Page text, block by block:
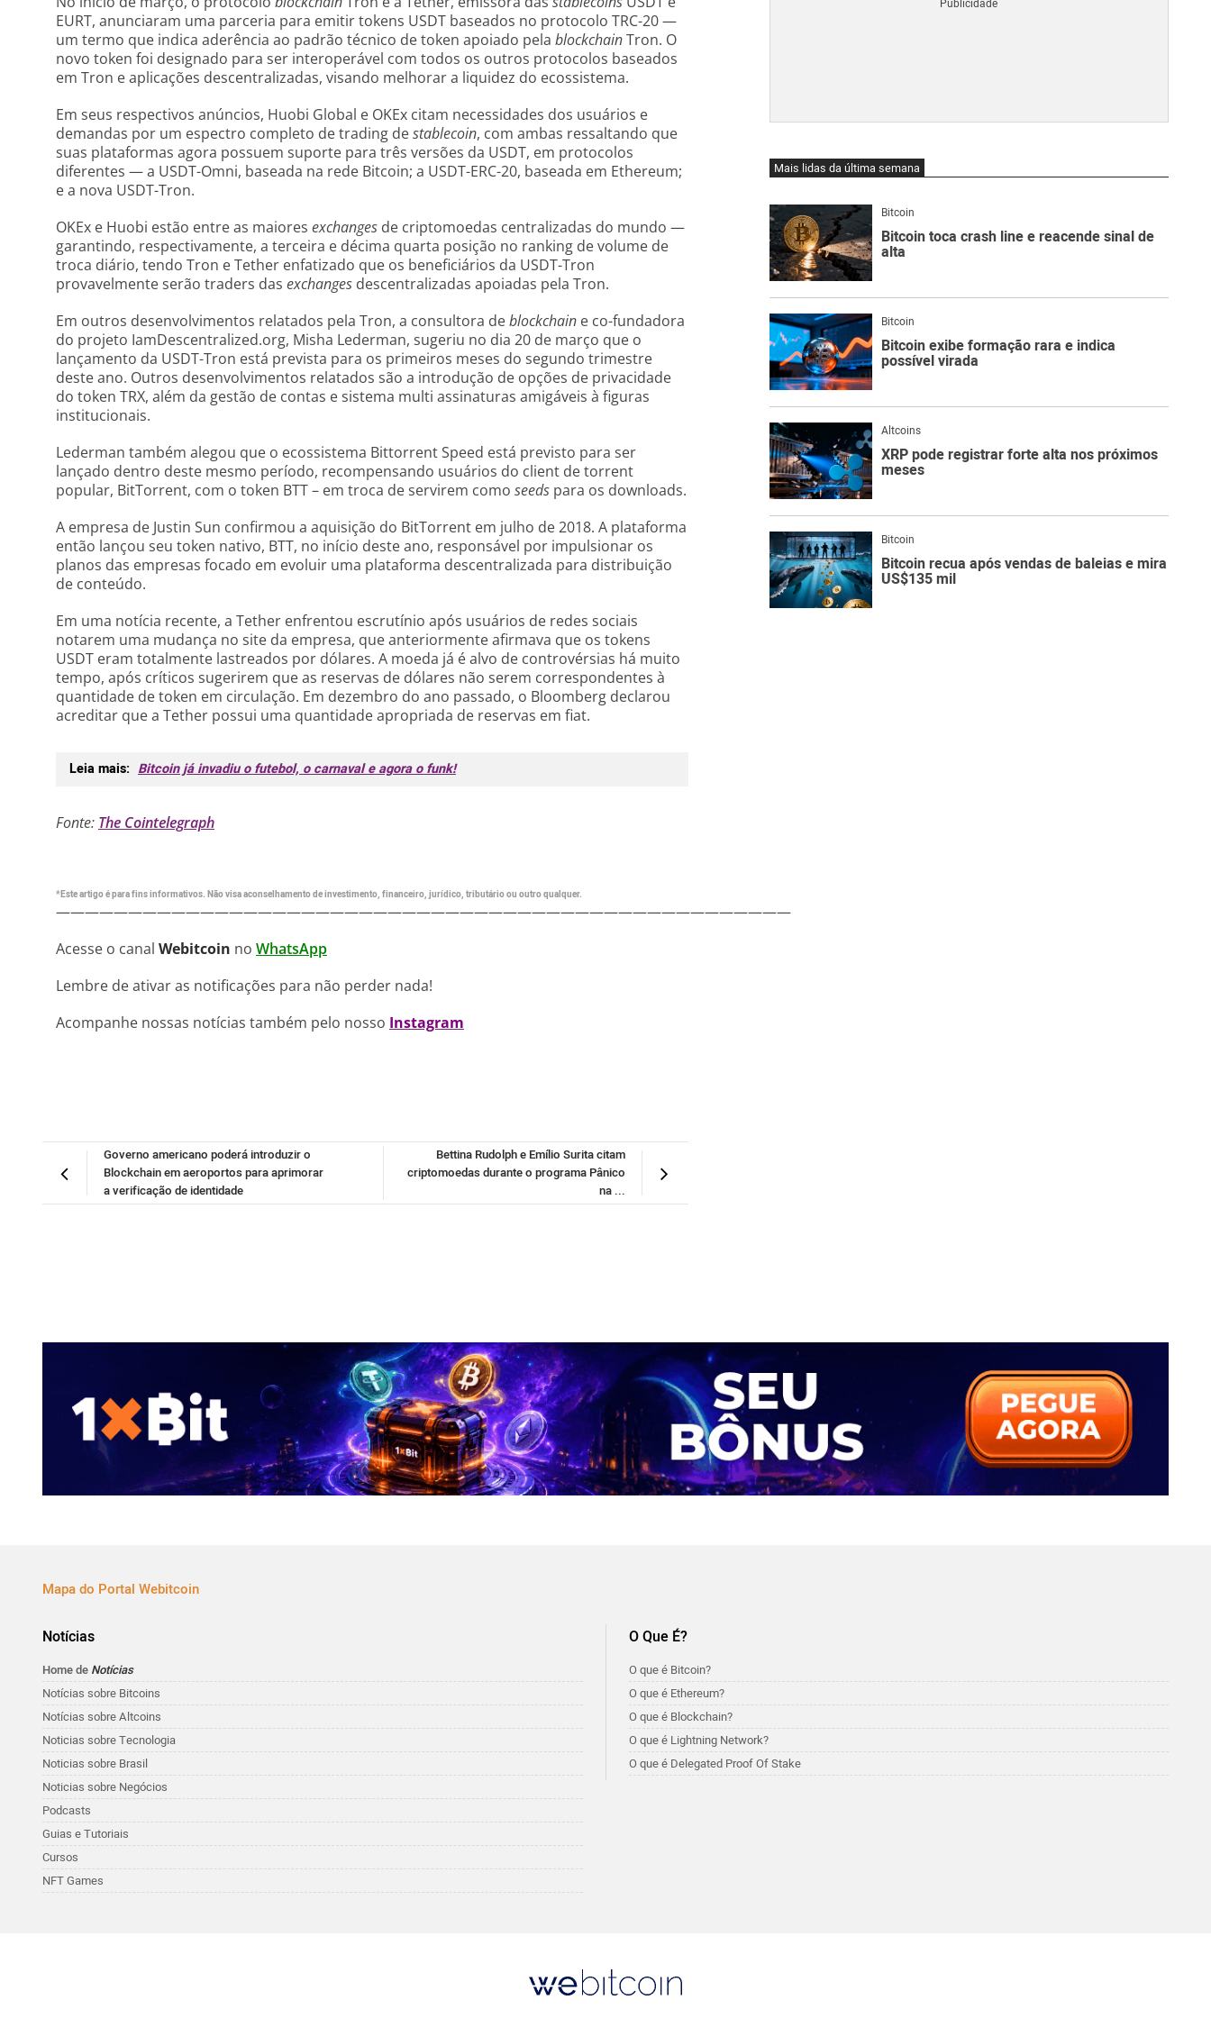
EURT, anunciaram uma parceria para emitir tokens USDT baseados no protocolo TRC-20 —
um termo que indica aderência ao padrão técnico de token apoiado pela blockchainTron. O
novo token foi designado para ser interoperável com todos os outros protocolos baseados
em Tron e aplicações descentralizadas, visando melhorar a liquidez do ecossistema.
Em seus respectivos anúncios, Huobi Global e OKEx citam necessidades dos usuários e
demandas por um espectro completo de trading destablecoin, com ambas ressaltando que
suas plataformas agora possuem suporte para três versões da USDT, em protocolos
diferentes — a USDT-Omni, baseada na rede Bitcoin; a USDT-ERC-20, baseada em Ethereum;
e a nova USDT-Tron.
OKEx e Huobi estão entre as maiores exchanges de criptomoedas centralizadas do mundo —
garantindo, respectivamente, a terceira e décima quarta posição no ranking de volume de
troca diário, tendo Tron e Tether enfatizado que os beneficiários da USDT-Tron
provavelmente serão traders das exchanges descentralizadas apoiadas pela Tron.
Em outros desenvolvimentos relatados pela Tron, a consultora deblockchain e co-fundadora
do projeto IamDescentralized.org, Misha Lederman, sugeriu no dia 20 de março que o
lançamento da USDT-Tron está prevista para os primeiros meses do segundo trimestre
deste ano. Outros desenvolvimentos relatados são a introdução de opções de privacidade
do token TRX, além da gestão de contas e sistema multi assinaturas amigáveis à figuras
institucionais.
Lederman também alegou que o ecossistema Bittorrent Speed está previsto para ser
lançado dentro deste mesmo período, recompensando usuários do client de torrent
popular, BitTorrent, com o token BTT – em troca de servirem como seeds para os downloads.
A empresa de Justin Sun confirmou a aquisição do BitTorrent em julho de 2018. A plataforma
então lançou seu token nativo, BTT, no início deste ano, responsável por impulsionar os
planos das empresas focado em evoluir uma plataforma descentralizada para distribuição
de conteúdo.
Em uma notícia recente, a Tether enfrentou escrutínio após usuários de redes sociais
notarem uma mudança no site da empresa, que anteriormente afirmava que os tokens
USDT eram totalmente lastreados por dólares. A moeda já é alvo de controvérsias há muito
tempo, após críticos sugerirem que as reservas de dólares não serem correspondentes à
quantidade de token em circulação. Em dezembro do ano passado, o Bloomberg declarou
acreditar que a Tether possui uma quantidade apropriada de reservas em fiat.
Leia mais: Bitcoin já invadiu o futebol, o carnaval e agora o funk!
Fonte: The Cointelegraph
*Este artigo é para fins informativos. Não visa aconselhamento de investimento, financeiro, jurídico, tributário ou outro qualquer.
———————————————————————————————————————————————————
Acesse o canal Webitcoin no WhatsApp
Lembre de ativar as notificações para não perder nada!
Acompanhe nossas notícias também pelo nosso Instagram
Bettina Rudolph e Emílio Surita citam
criptomoedas durante o programa Pânico
na ...
Governo americano poderá introduzir o
Blockchain em aeroportos para aprimorar
a verificação de identidade
Mais lidas da última semana
Bitcoin
Bitcoin toca crash line e reacende sinal de
alta
Bitcoin
Bitcoin exibe formação rara e indica
possível virada
Altcoins
XRP pode registrar forte alta nos próximos
meses
Bitcoin
Bitcoin recua após vendas de baleias e mira
US$135 mil
Mapa do Portal Webitcoin
Notícias
Home de Notícias
Notícias sobre Bitcoins
Notícias sobre Altcoins
Noticias sobre Tecnologia
Noticias sobre Brasil
Noticias sobre Negócios
Podcasts
Guias e Tutoriais
Cursos
NFT Games
O Que É?
O que é Bitcoin?
O que é Ethereum?
O que é Blockchain?
O que é Lightning Network?
O que é Delegated Proof Of Stake